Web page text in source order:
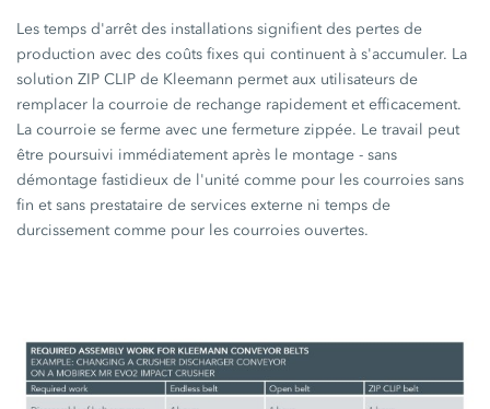
Les temps d'arrêt des installations signifient des pertes de
production avec des coûts fixes qui continuent à s'accumuler. La
solution ZIP CLIP de Kleemann permet aux utilisateurs de
remplacer la courroie de rechange rapidement et efficacement.
La courroie se ferme avec une fermeture zippée. Le travail peut
être poursuivi immédiatement après le montage - sans
démontage fastidieux de l'unité comme pour les courroies sans
fin et sans prestataire de services externe ni temps de
durcissement comme pour les courroies ouvertes.